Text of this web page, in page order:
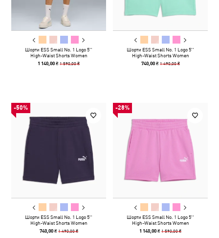
Шорти ESS Small No. 1 Logo 5''
High-Waist Shorts Women
1 140,00 ₴1 590,00 ₴
Шорти ESS Small No. 1 Logo 5''
High-Waist Shorts Women
740,00 ₴ 1 490,00 ₴
-50%
Шорти ESS Small No. 1 Logo 5''
High-Waist Shorts Women
740,00 ₴ 1 490,00 ₴
-28%
Шорти ESS Small No. 1 Logo 5''
High-Waist Shorts Women
1 140,00 ₴1 590,00 ₴